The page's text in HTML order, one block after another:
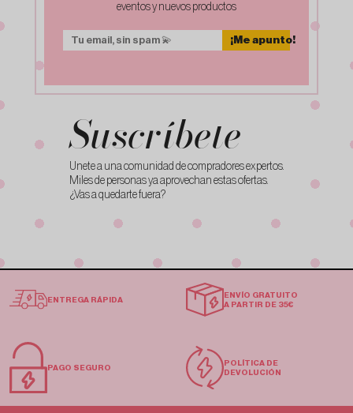
eventos y nuevos productos
¡Me apunto!
Suscríbete
Unete a una comunidad de compradores expertos.
Miles de personas ya aprovechan estas ofertas.
¿Vas a quedarte fuera?
ENTREGA RÁPIDA
ENVÍO GRATUITO
A PARTIR DE 35€
PAGO SEGURO
POLÍTICA DE
DEVOLUCIÓN